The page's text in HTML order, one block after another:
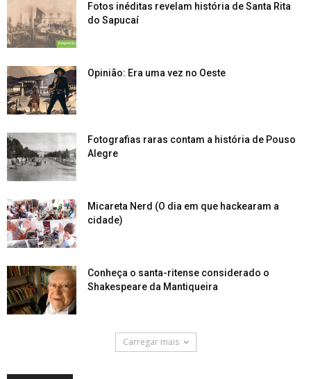
Fotos inéditas revelam história de Santa Rita
do Sapucaí
Opinião: Era uma vez no Oeste
Fotografias raras contam a história de Pouso
Alegre
Micareta Nerd (O dia em que hackearam a
cidade)
Conheça o santa-ritense considerado o
Shakespeare da Mantiqueira
Carregar mais